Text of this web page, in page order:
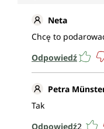
Żelazo
przyczynia się do
czerwonych
prawidłowego
prawidłowego
prawidłowego
Neta
Chcę to
Odpowiedź
Petra
Tak
Odpowiedź2